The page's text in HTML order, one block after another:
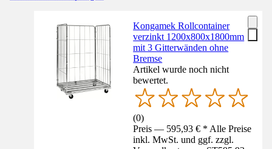
Kongamek Rollcontainer
verzinkt 1200x800x1800mm
mit 3 Gitterwänden ohne
Bremse
Artikel wurde noch nicht
bewertet.
(0)
Preis — 595,93 € * Alle Preise
inkl. MwSt. und ggf. zzgl.